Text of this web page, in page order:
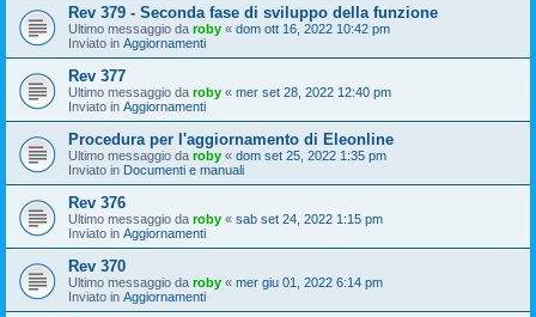
Rev 379 - Seconda fase di sviluppo della funzione
Ultimo messaggio da roby « dom ott 16, 2022 10:42 pm
Inviato in Aggiornamenti
Rev 377
Ultimo messaggio da roby « mer set 28, 2022 12:40 pm
Inviato in Aggiornamenti
Procedura per l'aggiornamento di Eleonline
Ultimo messaggio da roby « dom set 25, 2022 1:35 pm
Inviato in Documenti e manuali
Rev 376
Ultimo messaggio da roby « sab set 24, 2022 1:15 pm
Inviato in Aggiornamenti
Rev 370
Ultimo messaggio da roby « mer giu 01, 2022 6:14 pm
Inviato in Aggiornamenti